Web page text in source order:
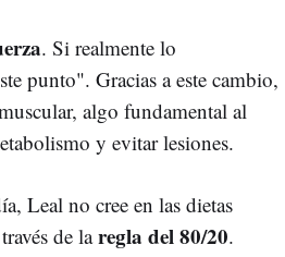
. Si realmente lo
punto". Gracias a este cambio,
algo fundamental al
y evitar lesiones.
Leal no cree en las dietas
de laregla del 80/20.